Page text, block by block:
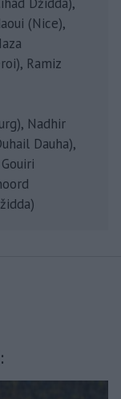
(Nice),
Ramiz
Nadhir
Dauha),